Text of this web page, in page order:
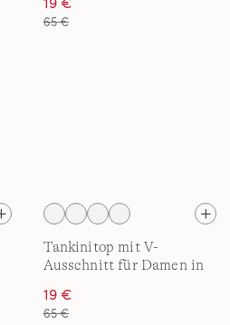
65 €
Tankinitop mit V-
Ausschnitt für Damen in
19 €
65 €